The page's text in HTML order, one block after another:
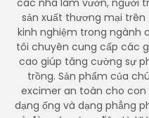
các nhà làm vườn, người
sản xuất thương mại
kinh nghiệm trong ngành
tôi chuyên cung cấp các
cao giúp tăng cường sự
trồng. Sản phẩm của
excimer an toàn cho con
dạng ống và dạng phẳng